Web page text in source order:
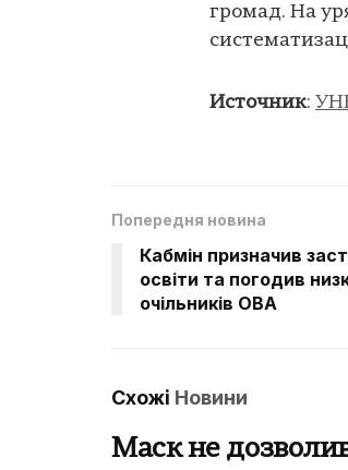
громад. На
Источник:
Попередня новина
Кабмін призначив
освіти та погодив
очільників ОВА
Схожі Новини
Маск не